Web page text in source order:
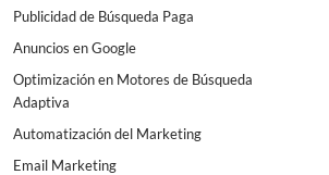
Publicidad de Búsqueda Paga
Anuncios en Google
Optimización en Motores de Búsqueda
Adaptiva
Automatización del Marketing
Email Marketing